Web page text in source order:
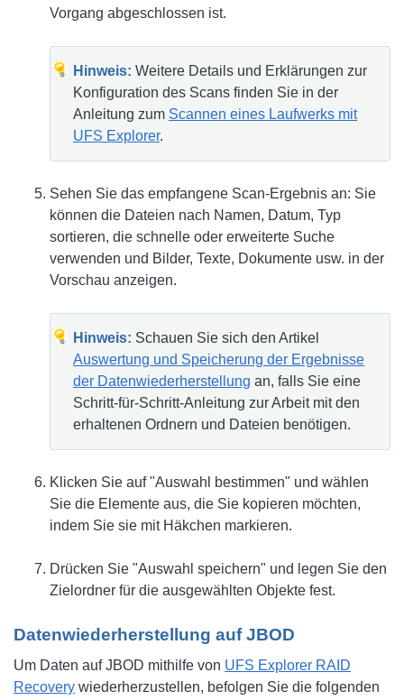
Vorgang abgeschlossen ist.
Hinweis: Weitere Details und Erklärungen zur
Konfiguration des Scans finden Sie in der
Anleitung zum Scannen eines Laufwerks mit
UFS Explorer.
Sehen Sie das empfangene Scan-Ergebnis an: Sie
können die Dateien nach Namen, Datum, Typ
sortieren, die schnelle oder erweiterte Suche
verwenden und Bilder, Texte, Dokumente usw. in der
Vorschau anzeigen.
Hinweis: Schauen Sie sich den Artikel
Auswertung und Speicherung der Ergebnisse
der Datenwiederherstellung an, falls Sie eine
Schritt-für-Schritt-Anleitung zur Arbeit mit den
erhaltenen Ordnern und Dateien benötigen.
Klicken Sie auf "Auswahl bestimmen" und wählen
Sie die Elemente aus, die Sie kopieren möchten,
indem Sie sie mit Häkchen markieren.
Drücken Sie "Auswahl speichern" und legen Sie den
Zielordner für die ausgewählten Objekte fest.
Datenwiederherstellung auf JBOD
Um Daten auf JBOD mithilfe von UFS Explorer RAID
Recovery wiederherzustellen, befolgen Sie die folgenden